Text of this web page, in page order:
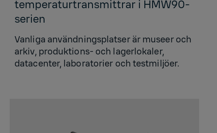
temperaturtransmittrar i HMW90-
serien
Vanliga användningsplatser är museer och
arkiv, produktions- och lagerlokaler,
datacenter, laboratorier och testmiljöer.